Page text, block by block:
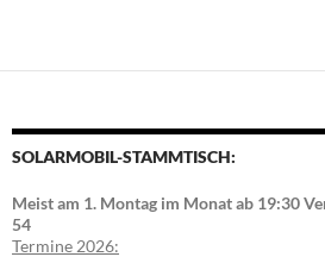
SOLARMOBIL-STAMMTISCH:
Meist am 1. Montag im Monat ab 19:30
54
Termine 2026: